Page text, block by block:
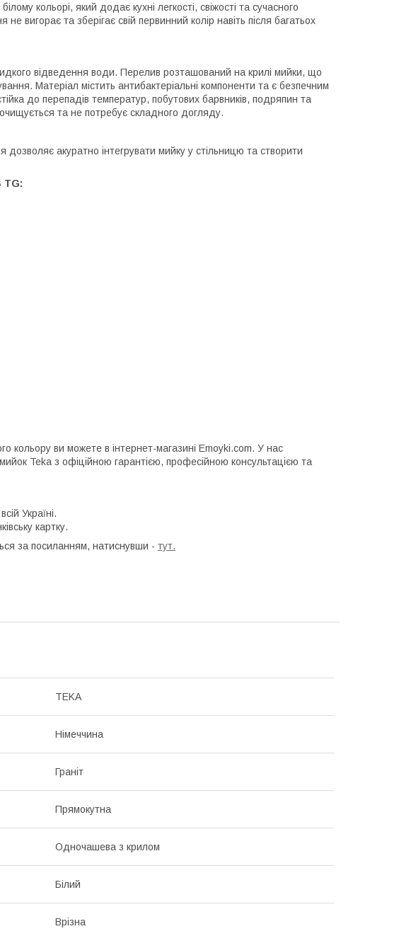
кольорі, який додає кухні легкості, свіжості та сучасного
вигорає та зберігає свій первинний колір навіть після багатьох
відведення води. Перелив розташований на крилі мийки, що
Матеріал містить антибактеріальні компоненти та є безпечним
до перепадів температур, побутових барвників, подряпин та
та не потребує складного догляду.
акуратно інтегрувати мийку у стільницю та створити
TG:
кольору ви можете в інтернет-магазині Emoyki.com. У нас
Teka з офіційною гарантією, професійною консультацією та
Україні.
картку.
за посиланням, натиснувши - тут.
TEKA
Німеччина
Граніт
Прямокутна
Одночашева з крилом
Білий
Врізна